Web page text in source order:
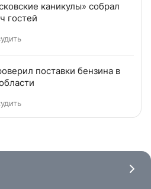
каникулы» собрал
гостей
поставки бензина в